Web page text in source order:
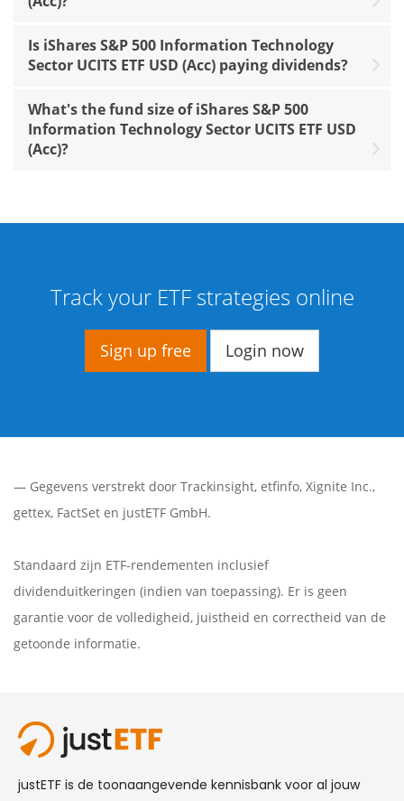
Is iShares S&P 500 Information Technology
Sector UCITS ETF USD (Acc) paying dividends?
What's the fund size of iShares S&P 500
Information Technology Sector UCITS ETF USD
(Acc)?
Track your ETF strategies online
Sign up free Login now
— Gegevens verstrekt door Trackinsight, etfinfo, Xignite Inc.,
gettex, FactSet en justETF GmbH.
Standaard zijn ETF-rendementen inclusief
dividenduitkeringen (indien van toepassing). Er is geen
garantie voor de volledigheid, juistheid en correctheid van de
getoonde informatie.